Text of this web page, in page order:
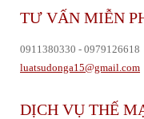
TƯ VẤN MIỄN
0911380330 - 0979126618
luatsudonga15@gmail.com
DỊCH VỤ THẾ